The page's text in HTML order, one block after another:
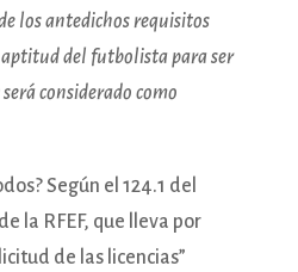
los antedichos requisitos
del futbolista para ser
considerado como
Según el 124.1 del
la RFEF, que lleva por
de las licencias”